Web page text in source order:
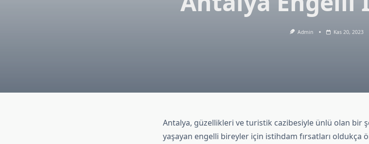
Admin Kas 20, 2023
Antalya, güzellikleri ve turistik cazibesiyle ünlü olan bir
yaşayan engelli bireyler için istihdam fırsatları